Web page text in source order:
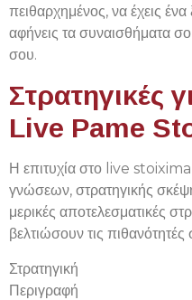
πειθαρχημένος, να έχεις
αφήνεις τα συναισθήματα
σου.
Στρατηγικές
Live Pame
Η επιτυχία στο live
γνώσεων, στρατηγικής
μερικές αποτελεσματικές
βελτιώσουν τις πιθανότητές
Στρατηγική
Περιγραφή